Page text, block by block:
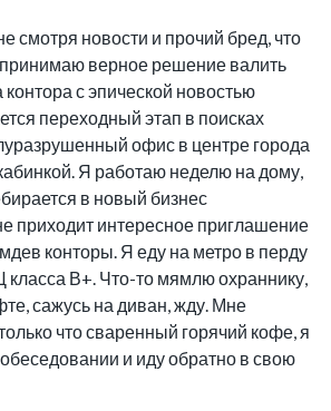
смотря новости и прочий бред, что
верное решение валить
контора с эпической новостью
переходный этап в поисках
офис в центре города
Я работаю неделю на дому,
в новый бизнес
приходит интересное приглашение
конторы. Я еду на метро в перду
класса В+. Что-то мямлю охраннику,
сажусь на диван, жду. Мне
что сваренный горячий кофе, я
и иду обратно в свою